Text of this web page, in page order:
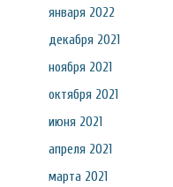
января 2022
декабря 2021
ноября 2021
октября 2021
июня 2021
апреля 2021
марта 2021